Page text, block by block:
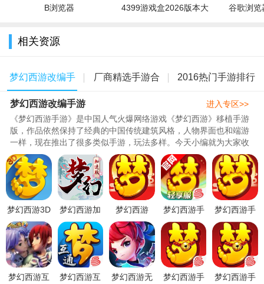
的问题。
4.优化战斗操作，允许战斗中购买野生宠物。
5.优化五行修业任务，允许玩家每次只领取一环任务。
6.优化战斗操作，允许战斗中切换装备方案，切换后的属性在
下场战斗生效。
7.优化组队设置，队伍界面一键喊话功能可以选择在帮派、世
界或当前频道发送。
8.优化阴曹地府助战伙伴AI：提升使用尸腐毒类技能的概率，
降低使用阎罗令类技能的概率。
9.优化组队设置，主界面右侧的队伍栏，玩家未处于组队状态
时会显示"创建队伍"和"便捷组队"按钮。
10.优化任务链、帮派任务操作，上交物品或宠物的任务，若
B浏览器
4399游戏盒2026版本大
谷歌浏览
相关资源
梦幻西游改编手
游
厂商精选手游合 2016热门手游排行
榜
梦幻西游改编手游
《梦幻西游手游》是中国人气火爆网络游戏《梦幻西游》移植手游
版，作品依然保持了经典的中国传统建筑风格，人物界面也和端游
一样，现在推出了很多类似手游，玩法多样。今天小编就为大家收
集了一些游戏。希望大家喜欢..
进入专区>>
梦幻西游3D
手游公测版
官方最新版
v3.1.0官方
梦幻西游加
速版
V1.448.1满
V版
梦幻西游
v1.563.0安
卓官方版
v1.563.0
梦幻西游手
游下载2026
最新版
v1.563.0官
方版
梦幻西游手
游最新安卓
版V1.448.1
梦幻西游互
梦幻西游互
梦幻西游无
梦幻西游手
梦幻西游手